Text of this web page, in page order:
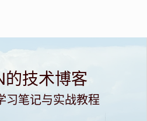
的技术博客
习笔记与实战教程